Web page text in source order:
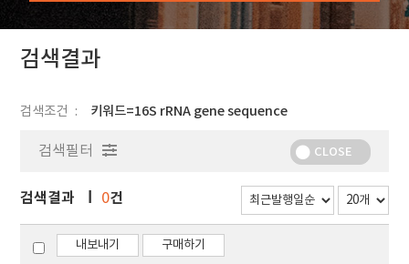
색
검색결과
검색조건 키워드=16S rRNA gene sequence
검색필터 CLOSE
검색결과 0건
내보내기 구매하기